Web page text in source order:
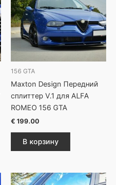
156 GTA
Maxton Design Передний
сплиттер V.1 для ALFA
ROMEO 156 GTA
€ 199.00
В корзину